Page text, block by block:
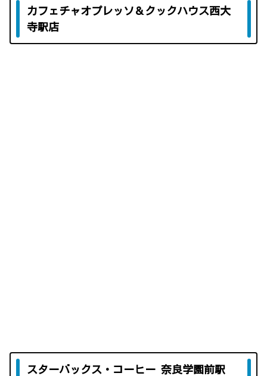
カフェチャオプレッソ＆クックハウス西大
寺駅店
スターバックス・コーヒー 奈良学園前駅